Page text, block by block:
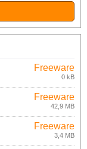
Freeware
0 kB
Freeware
42,9 MB
Freeware
3,4 MB